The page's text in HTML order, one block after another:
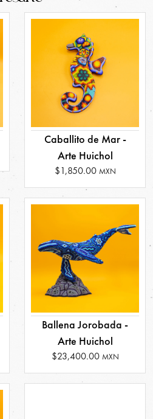
Caballito de Mar -
Arte Huichol
$1,850.00 MXN
Ballena Jorobada -
Arte Huichol
$23,400.00 MXN